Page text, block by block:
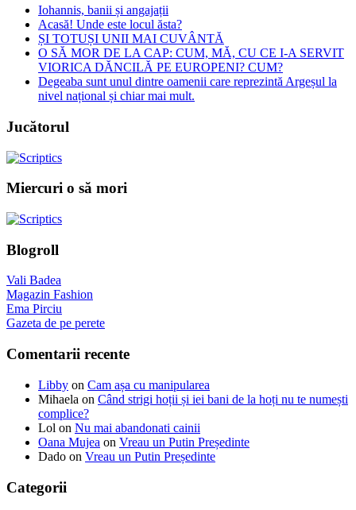
Iohannis, banii și angajații
Acasă! Unde este locul ăsta?
ȘI TOTUȘI UNII MAI CUVÂNTĂ
O SĂ MOR DE LA CAP: CUM, MĂ, CU CE I-A SERVIT
VIORICA DĂNCILĂ PE EUROPENI? CUM?
Degeaba sunt unul dintre oamenii care reprezintă Argeșul la
nivel național și chiar mai mult.
Jucătorul
Miercuri o să mori
Blogroll
Vali Badea
Magazin Fashion
Ema Pirciu
Gazeta de pe perete
Comentarii recente
Libby on Cam așa cu manipularea
Mihaela on Când strigi hoții și iei bani de la hoți nu te numești
complice?
Lol on Nu mai abandonati cainii
Oana Mujea on Vreau un Putin Președinte
Dado on Vreau un Putin Președinte
Categorii